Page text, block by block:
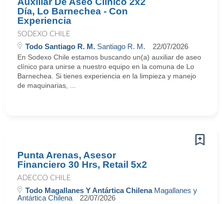
Día, Lo Barnechea - Con
Experiencia
SODEXO CHILE
Todo Santiago R. M. Santiago R. M. 22/07/2026
En Sodexo Chile estamos buscando un(a) auxiliar de aseo
clínico para unirse a nuestro equipo en la comuna de Lo
Barnechea. Si tienes experiencia en la limpieza y manejo
de maquinarias, ...
Punta Arenas, Asesor
Financiero 30 Hrs, Retail 5x2
ADECCO CHILE
Todo Magallanes Y Antártica ChilenaMagallanes y
Antártica Chilena
22/07/2026